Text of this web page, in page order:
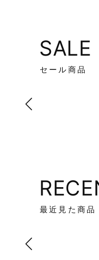
SALE
セール商品
最近見た商品